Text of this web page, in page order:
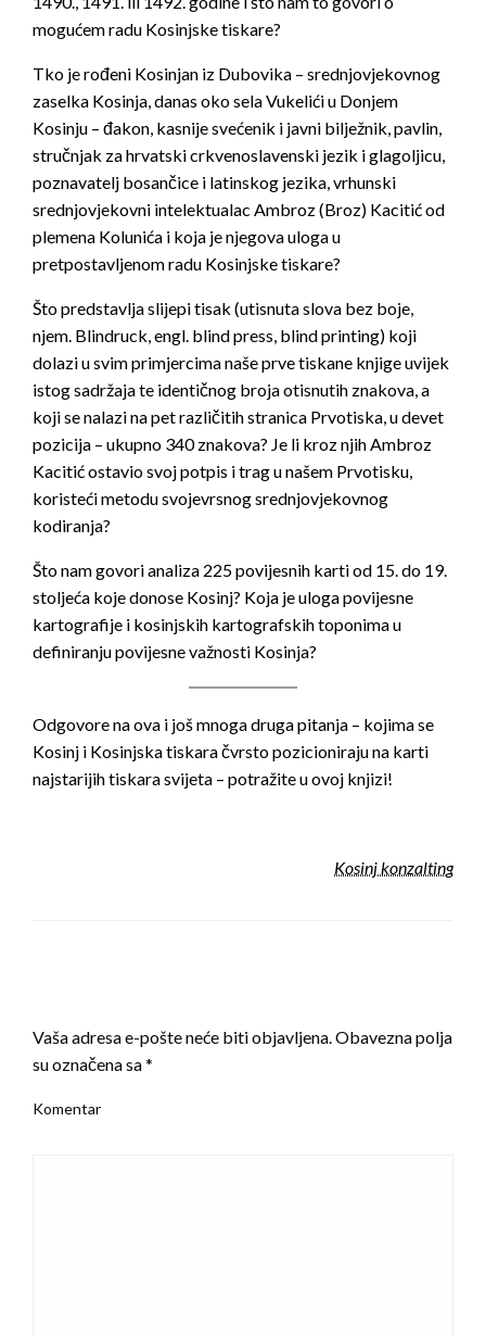
mogućem radu Kosinjske tiskare?
Tko je rođeni Kosinjan iz Dubovika – srednjovjekovnog
zaselka Kosinja, danas oko sela Vukelići u Donjem
Kosinju – đakon, kasnije svećenik i javni bilježnik, pavlin,
stručnjak za hrvatski crkvenoslavenski jezik i glagoljicu,
poznavatelj bosančice i latinskog jezika, vrhunski
srednjovjekovni intelektualac Ambroz (Broz) Kacitić od
plemena Kolunića i koja je njegova uloga u
pretpostavljenom radu Kosinjske tiskare?
Što predstavlja slijepi tisak (utisnuta slova bez boje,
njem. Blindruck, engl. blind press, blind printing) koji
dolazi u svim primjercima naše prve tiskane knjige uvijek
istog sadržaja te identičnog broja otisnutih znakova, a
koji se nalazi na pet različitih stranica Prvotiska, u devet
pozicija – ukupno 340 znakova? Je li kroz njih Ambroz
Kacitić ostavio svoj potpis i trag u našem Prvotisku,
koristeći metodu svojevrsnog srednjovjekovnog
kodiranja?
Što nam govori analiza 225 povijesnih karti od 15. do 19.
stoljeća koje donose Kosinj? Koja je uloga povijesne
kartografije i kosinjskih kartografskih toponima u
definiranju povijesne važnosti Kosinja?
Odgovore na ova i još mnoga druga pitanja – kojima se
Kosinj i Kosinjska tiskara čvrsto pozicioniraju na karti
najstarijih tiskara svijeta – potražite u ovoj knjizi!
Kosinj konzalting
Vaša adresa e-pošte neće biti objavljena. Obavezna polja
su označena sa*
Komentar